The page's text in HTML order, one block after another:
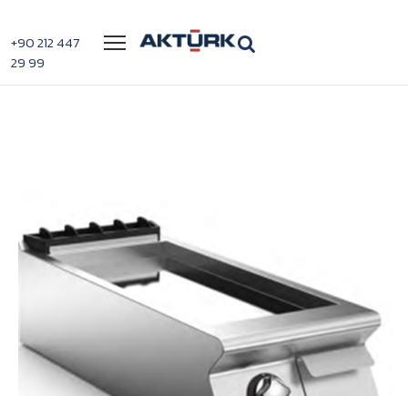
+90 212 447
29 99
Menü